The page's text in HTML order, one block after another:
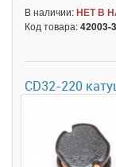
В наличии:НЕТ В
Код товара:42003-
CD32-220